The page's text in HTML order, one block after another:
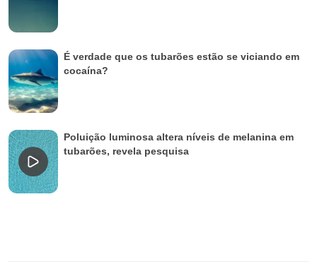
É verdade que os tubarões estão se viciando em
cocaína?
Poluição luminosa altera níveis de melanina em
tubarões, revela pesquisa